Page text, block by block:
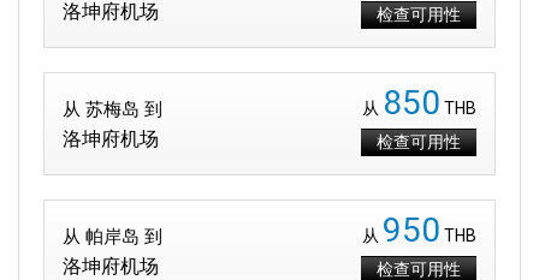
洛坤府机场
检查可用性
从 苏梅岛 到
洛坤府机场
从 850 THB
检查可用性
从 帕岸岛 到
洛坤府机场
从 950 THB
检查可用性